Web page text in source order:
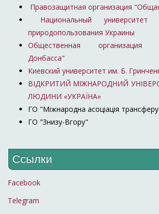
Правозащитная организация
Национальный университет
природопользования Украины
Общественная организация
Донбасса"
Киевский университет им. Б.
ВІДКРИТИЙ МІЖНАРОДНИЙ
ЛЮДИНИ «УКРАЇНА»
ГО "Міжнародна асоціація трансферу
ГО "Знизу-Вгору"
Ссылки
Facebook
Telegram